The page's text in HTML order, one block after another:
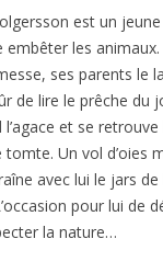
est un
les
ses parents le
de lire le prêche du
l’agace et se
tomte. Un vol d’oies
avec lui le jars
pour lui de
la nature…